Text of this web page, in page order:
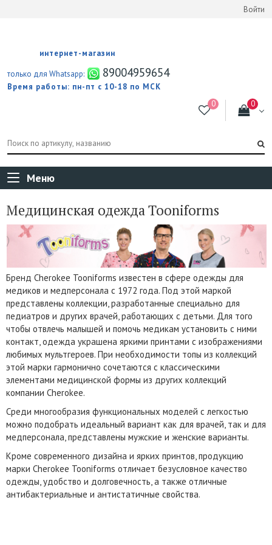
Войти
интернет-магазин
только для Whatsapp:
89004959654
Время работы: пн-пт с 10-18 по МСК
Меню
Медицинская одежда Tooniforms
Бренд Cherokee Tooniforms известен в сфере одежды для
медиков и медперсонала с 1972 года. Под этой маркой
представлены коллекции, разработанные специально для
педиатров и других врачей, работающих с детьми. Для того
чтобы отвлечь малышей и помочь медикам установить с ними
контакт, одежда украшена яркими принтами с изображениями
любимых мультгероев. При необходимости топы из коллекций
этой марки гармонично сочетаются с классическими
элементами медицинской формы из других коллекций
компании Cherokee.
Среди многообразия функциональных моделей с легкостью
можно подобрать идеальный вариант как для врачей, так и для
медперсонала, представлены мужские и женские варианты.
Кроме современного дизайна и ярких принтов, продукцию
марки Cherokee Tooniforms отличает безусловное качество
одежды, удобство и долговечность, а также отличные
антибактериальные и антистатичные свойства.